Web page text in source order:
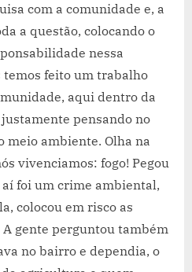
com a comunidade e, a
a questão, colocando o
nessa
feito um trabalho
aqui dentro da
pensando no
meio ambiente. Olha na
vivenciamos: fogo! Pegou
aí foi um crime ambiental,
colocou em risco as
A gente perguntou também
no bairro e dependia, o